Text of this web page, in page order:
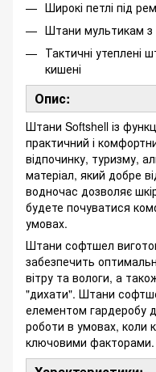
Широкі петлі під
Штани мультикам з
Тактичні утеплені
кишені
Опис:
Штани Softshell із
практичний і
відпочинку, туризму,
матеріал, який добре
водночас дозволяє
будете почуватися
умовах.
Штани софтшел
забезпечить
вітру та вологи, а
"дихати". Штани
елементом гардеробу
роботи в умовах, коли
ключовими факторами.